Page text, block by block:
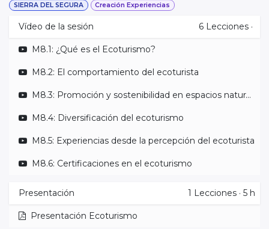
SIERRA DEL SEGURA Creación Experiencias
Vídeo de la sesión 6 Lecciones ·
M8.1: ¿Qué es el Ecoturismo?
M8.2: El comportamiento del ecoturista
M8.3: Promoción y sostenibilidad en espacios naturales
M8.4: Diversificación del ecoturismo
M8.5: Experiencias desde la percepción del ecoturista
M8.6: Certificaciones en el ecoturismo
Presentación 1 Lecciones · 5 h
Presentación Ecoturismo